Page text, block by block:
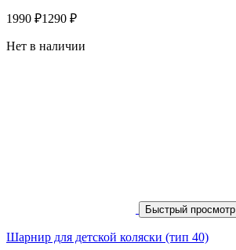
1990 ₽1290 ₽
Нет в наличии
Быстрый просмотр
Шарнир для детской коляски (тип 40)